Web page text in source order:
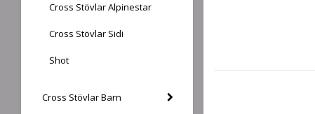
Cross Stövlar Alpinestar
Cross Stövlar Sidi
Shot
Cross Stövlar Barn